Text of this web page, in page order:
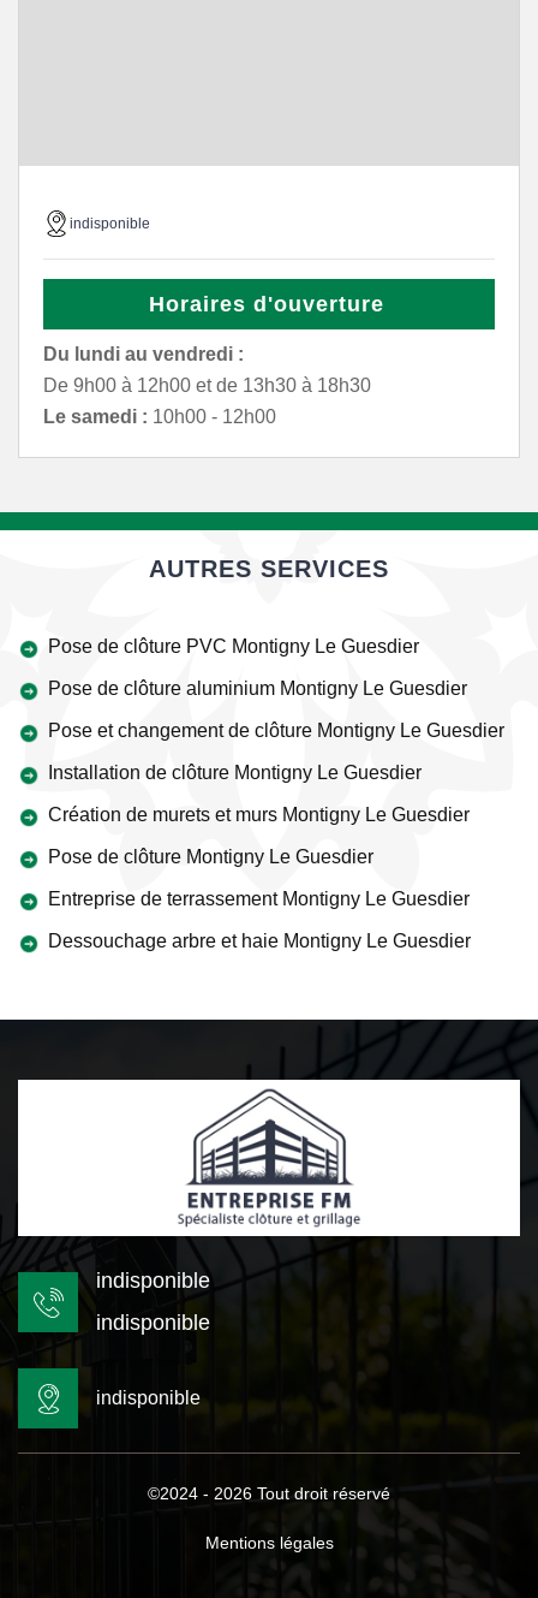
indisponible
Horaires d'ouverture
Du lundi au vendredi :
De 9h00 à 12h00 et de 13h30 à 18h30
Le samedi : 10h00 - 12h00
AUTRES SERVICES
Pose de clôture PVC Montigny Le Guesdier
Pose de clôture aluminium Montigny Le Guesdier
Pose et changement de clôture Montigny Le Guesdier
Installation de clôture Montigny Le Guesdier
Création de murets et murs Montigny Le Guesdier
Pose de clôture Montigny Le Guesdier
Entreprise de terrassement Montigny Le Guesdier
Dessouchage arbre et haie Montigny Le Guesdier
indisponible
indisponible
indisponible
©2024 - 2026 Tout droit réservé
Mentions légales